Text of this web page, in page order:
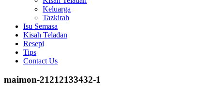
Keluarga
Tazkirah
Isu Semasa
Kisah Teladan
Resepi
Tips
Contact Us
maimon-21212133432-1